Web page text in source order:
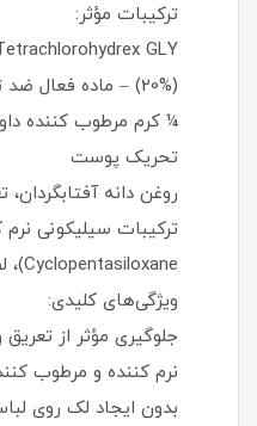
ترکیبات مؤثر:
GLY
(20%) – ماده فعال ضد تعریق
¼ کرم مرطوب‌ کننده
تحریک پوست
روغن دانه
Cyclopentasiloxane)، لطافت و جذب سریع
ویژگی‌های کلیدی:
جلوگیری مؤثر از تعریق و
نرم‌ کننده و مرطوب‌
بدون ایجاد لک روی